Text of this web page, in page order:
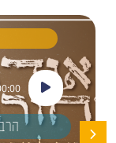
נגן
אודיו